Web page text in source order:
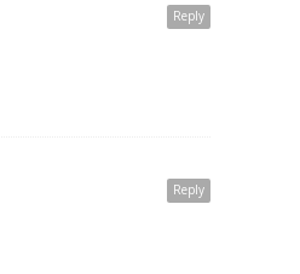
Reply
Reply